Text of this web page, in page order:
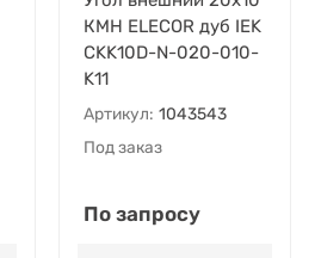
КМН ELECOR дуб IEK
CKK10D-N-020-010-
K11
Артикул: 1043543
Под заказ
По запросу